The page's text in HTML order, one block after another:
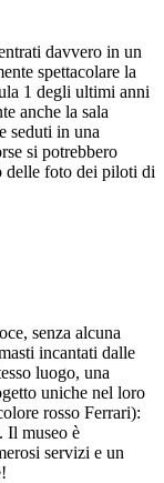
davvero in un
spettacolare la
1 degli ultimi anni
anche la sala
seduti in una
si potrebbero
delle foto dei piloti di
senza alcuna
incantati dalle
luogo, una
uniche nel loro
rosso Ferrari):
Il museo è
servizi e un